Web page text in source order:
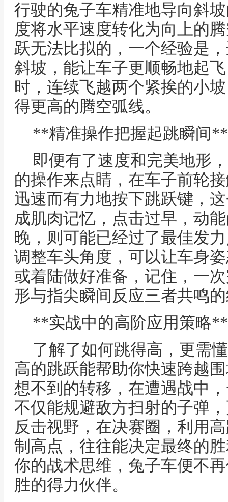
行驶的兔子车精准地导向斜
度将水平速度转化为向上的
跃无法比拟的，一个经验是
斜坡，能让车子更顺畅地起
时，连续飞越两个紧挨的小
得更高的腾空弧线。
**精准操作把握起跳瞬间**
即便有了速度和完美地形
的操作来点睛，在车子前轮
迅速而有力地按下跳跃键，
成肌肉记忆，点击过早，动
晚，则可能已经过了最佳发
调整车头角度，可以让车身
或着陆做好准备，记住，一
形与指尖瞬间反应三者共鸣
**实战中的高阶应用策略**
了解了如何跳得高，更需
高的跳跃能帮助你快速跨越
想不到的转移，在遭遇战中
不仅能规避敌方扫射的子弹
反击视野，在决赛圈，利用
制高点，往往能决定最终的
你的战术思维，兔子车便不
胜的得力伙伴。